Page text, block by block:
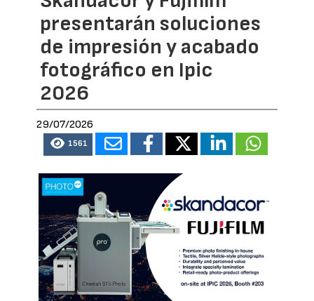
presentarán soluciones
de impresión y acabado
fotográfico en Ipic
2026
29/07/2026
1561